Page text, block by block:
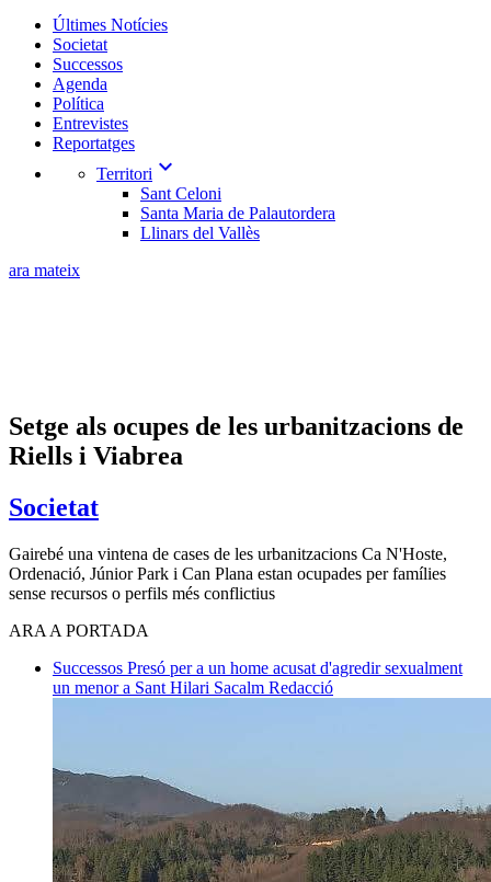
Últimes Notícies
Societat
Successos
Agenda
Política
Entrevistes
Reportatges
Territori expand_more
Sant Celoni
Santa Maria de Palautordera
Llinars del Vallès
ara mateix
Setge als ocupes de les urbanitzacions de
Riells i Viabrea
Societat
Gairebé una vintena de cases de les urbanitzacions Ca N'Hoste,
Ordenació, Júnior Park i Can Plana estan ocupades per famílies
sense recursos o perfils més conflictius
ARA A PORTADA
Successos Presó per a un home acusat d'agredir sexualment
un menor a Sant Hilari Sacalm Redacció